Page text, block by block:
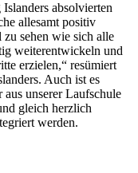
absolvierten
allesamt positiv
zu sehen wie sich alle
weiterentwickeln und
erzielen,“ resümiert
Auch ist es
unserer Laufschule
gleich herzlich
werden.